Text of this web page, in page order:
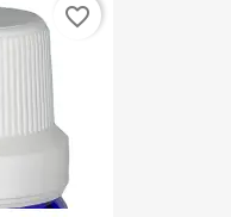
favorite_border